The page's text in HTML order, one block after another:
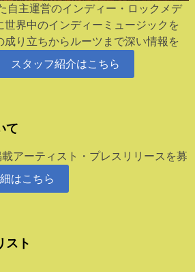
自主運営のインディー・ロックメデ
世界中のインディーミュージックを
り立ちからルーツまで深い情報を
スタッフ紹介はこちら
て
載アーティスト・プレスリリースを募
はこちら
スト